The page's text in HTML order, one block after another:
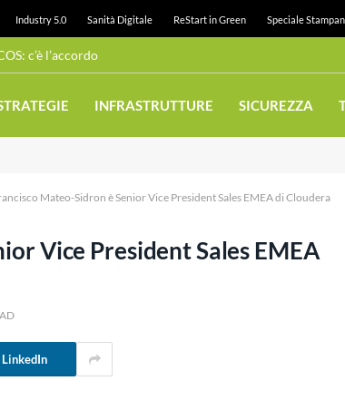
Industry 5.0 Sanità Digitale ReStart in Green Speciale
c’è l’accordo
INFRASTRUTTURE SICUREZZA
Mateo-Sidron è Senior Vice President Sales EMEA di Cloudera
Vice President Sales EMEA
LinkedIn